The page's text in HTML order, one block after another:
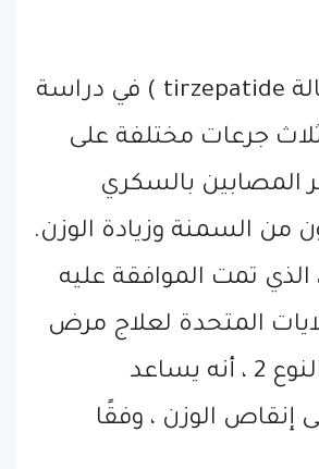
(المادة الفعالة tirzepatide ) في دراسة
جرعات مختلفة على
المصابين بالسكري
من السمنة وزيادة الوزن.
الذي تمت الموافقة عليه
المتحدة لعلاج مرض
السكري من النوع 2 ، أنه يساعد
إنقاص الوزن ، وفقًا